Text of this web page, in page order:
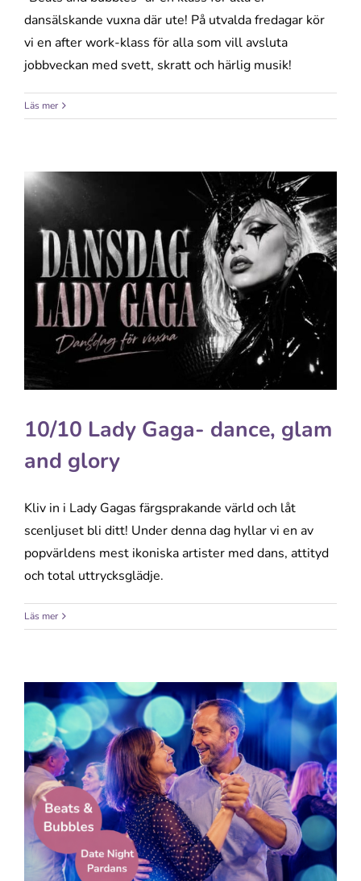
dansälskande vuxna där ute! På utvalda fredagar kör
vi en after work-klass för alla som vill avsluta
jobbveckan med svett, skratt och härlig musik!
Läs mer
10/10 Lady Gaga- dance, glam
and glory
Kliv in i Lady Gagas färgsprakande värld och låt
scenljuset bli ditt! Under denna dag hyllar vi en av
popvärldens mest ikoniska artister med dans, attityd
och total uttrycksglädje.
Läs mer